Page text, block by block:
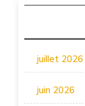
juillet 2026
juin 2026